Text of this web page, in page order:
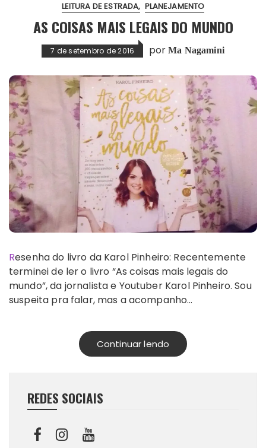
LEITURA DE ESTRADA PLANEJAMENTO
AS COISAS MAIS LEGAIS DO MUNDO
7 de setembro de 2016 porMa Nagamini
Resenha do livro da Karol Pinheiro: Recentemente
terminei de ler o livro “As coisas mais legais do
mundo”, da jornalista e Youtuber Karol Pinheiro. Sou
suspeita pra falar, mas a acompanho…
Continuar lendo
REDES SOCIAIS